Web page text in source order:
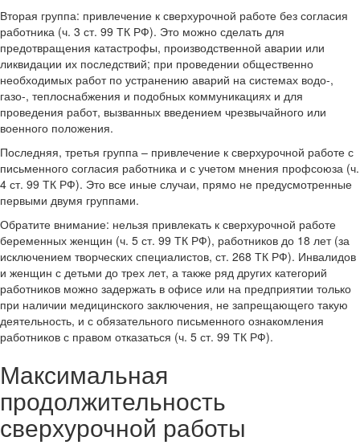
Вторая группа: привлечение к сверхурочной работе без согласия
работника (ч. 3 ст. 99 ТК РФ). Это можно сделать для
предотвращения катастрофы, производственной аварии или
ликвидации их последствий; при проведении общественно
необходимых работ по устранению аварий на системах водо-,
газо-, теплоснабжения и подобных коммуникациях и для
проведения работ, вызванных введением чрезвычайного или
военного положения.
Последняя, третья группа – привлечение к сверхурочной работе с
письменного согласия работника и с учетом мнения профсоюза (ч.
4 ст. 99 ТК РФ). Это все иные случаи, прямо не предусмотренные
первыми двумя группами.
Обратите внимание: нельзя привлекать к сверхурочной работе
беременных женщин (ч. 5 ст. 99 ТК РФ), работников до 18 лет (за
исключением творческих специалистов, ст. 268 ТК РФ). Инвалидов
и женщин с детьми до трех лет, а также ряд других категорий
работников можно задержать в офисе или на предприятии только
при наличии медицинского заключения, не запрещающего такую
деятельность, и с обязательного письменного ознакомления
работников с правом отказаться (ч. 5 ст. 99 ТК РФ).
Максимальная
продолжительность
сверхурочной работы